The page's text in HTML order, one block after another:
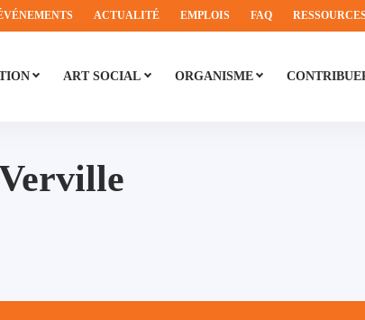
ACTUALITÉ EMPLOIS FAQ
ART SOCIAL ORGANISME